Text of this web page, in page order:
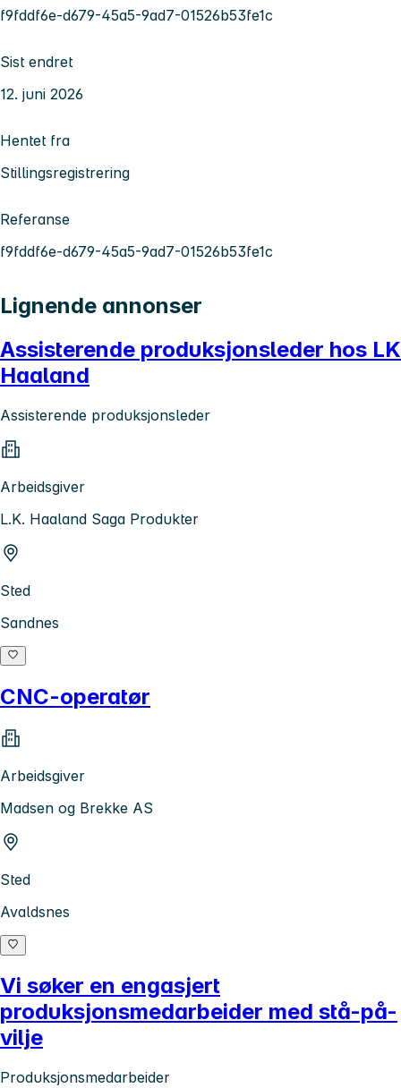
f9fddf6e-d679-45a5-9ad7-01526b53fe1c
Sist endret
12. juni 2026
Hentet fra
Stillingsregistrering
Referanse
f9fddf6e-d679-45a5-9ad7-01526b53fe1c
Lignende annonser
Assisterende produksjonsleder hos LK
Haaland
Assisterende produksjonsleder
Arbeidsgiver
L.K. Haaland Saga Produkter
Sted
Sandnes
CNC-operatør
Arbeidsgiver
Madsen og Brekke AS
Sted
Avaldsnes
Vi søker en engasjert
produksjonsmedarbeider med stå-på-
vilje
Produksjonsmedarbeider